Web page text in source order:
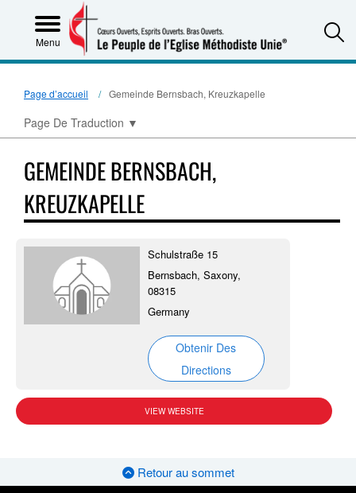
Menu
Page d’accueil Gemeinde Bernsbach, Kreuzkapelle
Page De Traduction ▼
GEMEINDE BERNSBACH,
KREUZKAPELLE
Schulstraße 15
Bernsbach, Saxony,
08315
Germany
Obtenir Des
Directions
VIEW WEBSITE
Retour au sommet